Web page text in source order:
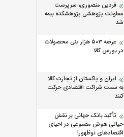
فردین منصوری، سرپرست
معاونت پژوهشی پژوهشكده بیمه
شد
عرضه ۵۰۳ هزار تنی محصولات
در بورس کالا
ایران و پاکستان از تجارت کالا
به سمت شراکت اقتصادی حرکت
کنند
تأکید بانک جهانی بر نقش
حیاتی هوش مصنوعی در احیای
اقتصادهای نوظهور!